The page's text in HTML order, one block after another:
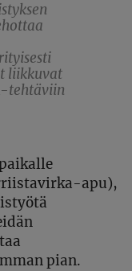
liikkuvat
tehtäviin
apu),
pian.